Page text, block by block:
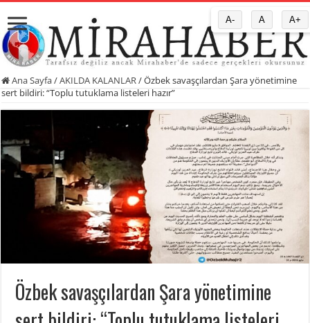
Ana Sayfa/AKILDA KALANLAR /Özbek savaşçılardan Şara yönetimine
sert bildiri: “Toplu tutuklama listeleri hazır”
Özbek savaşçılardan Şara yönetimine
A- A A+